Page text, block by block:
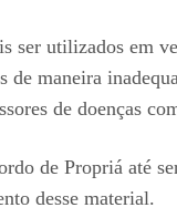
ser utilizados em
maneira
de doenças
de Propriá até
desse material.